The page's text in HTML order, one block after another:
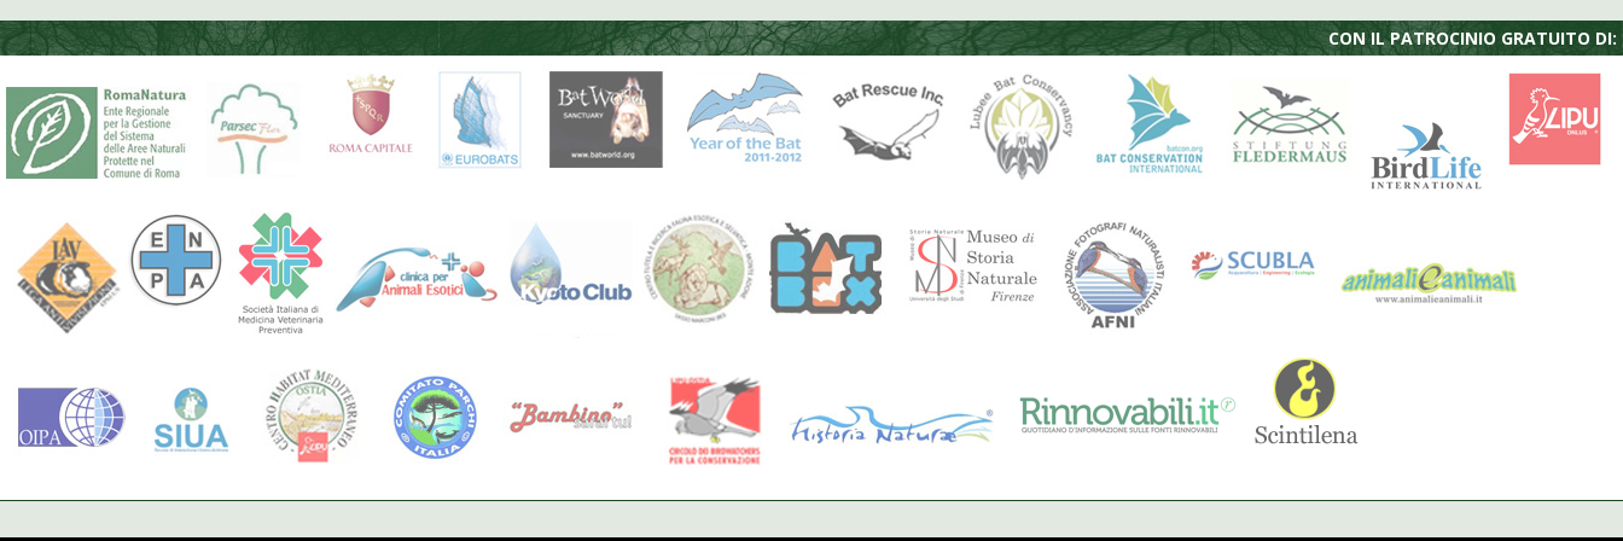
CON IL PATROCINIO GRATUITO DI: